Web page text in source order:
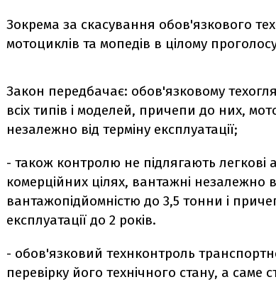
Зокрема за скасування обов'язкового
мотоциклів та мопедів в цілому
Закон передбачає: обов'язковому
всіх типів і моделей, причепи до них,
незалежно від терміну експлуатації;
- також контролю не підлягають легкові
комерційних цілях, вантажні незалежно
вантажопідйомністю до 3,5 тонни і
експлуатації до 2 років.
- обов'язковий технконтроль
перевірку його технічного стану, а саме